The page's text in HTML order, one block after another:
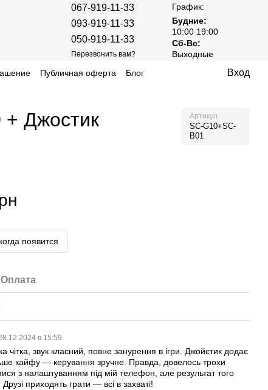
067-919-11-33
093-919-11-33
050-919-11-33
Перезвонить вам?
График:
Будние:
10:00 19:00
Сб-Вс:
Выходные
Публичная оферта Блог Вход
Джостик
Артикул
SC-G10+SC-
B01
появится
Оплата
в 15:59
чітка, звук класний, повне занурення в ігри. Джойстик додає
кайфу — керування зручне. Правда, довелось трохи
з налаштуванням під мій телефон, але результат того
приходять грати — всі в захваті!